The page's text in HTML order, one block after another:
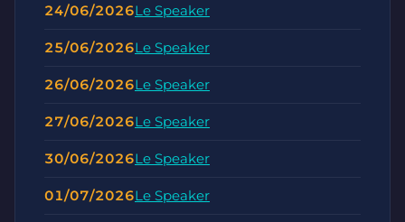
24/06/2026Le Speaker
25/06/2026Le Speaker
26/06/2026Le Speaker
27/06/2026Le Speaker
30/06/2026Le Speaker
01/07/2026Le Speaker